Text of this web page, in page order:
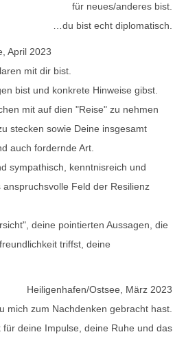
für neues/anderes bist.
…du bist echt diplomatisch.
April 2023
mit dir bist.
bist und konkrete Hinweise gibst.
mit auf dien "Reise" zu nehmen
stecken sowie Deine insgesamt
auch fordernde Art.
sympathisch, kenntnisreich und
Feld der Resilienz
deine pointierten Aussagen, die
triffst, deine
Heiligenhafen/Ostsee, März 2023
mich zum Nachdenken gebracht hast.
deine Impulse, deine Ruhe und das